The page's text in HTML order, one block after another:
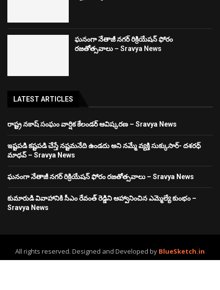
ఘనంగా నేతాజీ నగర్ రిక్రియేషన్ ఫోరం
రజతోత్సవాలు – Sravya News
LATEST ARTICLES
రాష్ట్ర నకాష్ సంఘం వార్షిక కేలండర్ ఆవిష్కరణ – Sravya News
ఇష్టపడి కష్టపడి చేస్తే నష్టమనేది ఉండదు అని నమ్మే వ్యక్తి సుక్కుసార్‌- దశరధ్‌
మాధవ్‌ – Sravya News
ఘనంగా నేతాజీ నగర్ రిక్రియేషన్ ఫోరం రజతోత్సవాలు – Sravya News
కుమారుడి వివాహానికి సీఎం రేవంత్ రెడ్డిని ఆహ్వానించిన ఎమ్మెల్యే కుంభం –
Sravya News
All rights reserved. Designed and Developed by BlueSketch.in